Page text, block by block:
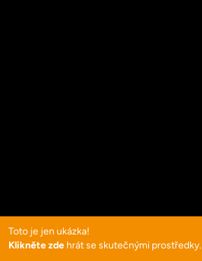
Toto je jen ukázka!
Klikněte zde hrát se skutečnými prostředky.